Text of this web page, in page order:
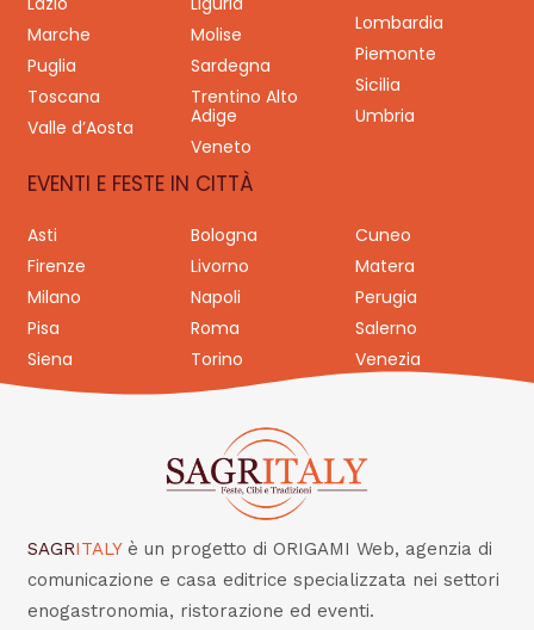
Lombardia
Marche
Molise
Piemonte
Puglia
Sardegna
Sicilia
Toscana
Trentino Alto
Adige
Umbria
Valle d’Aosta
Veneto
EVENTI E FESTE IN CITTÀ
Asti Bologna
Cuneo
Firenze
Livorno
Matera
Milano
Napoli
Perugia
Pisa
Roma
Salerno
Siena
Torino Venezia
SAGRITALY è un progetto di ORIGAMI Web, agenzia di
comunicazione e casa editrice specializzata nei settori
enogastronomia, ristorazione ed eventi.